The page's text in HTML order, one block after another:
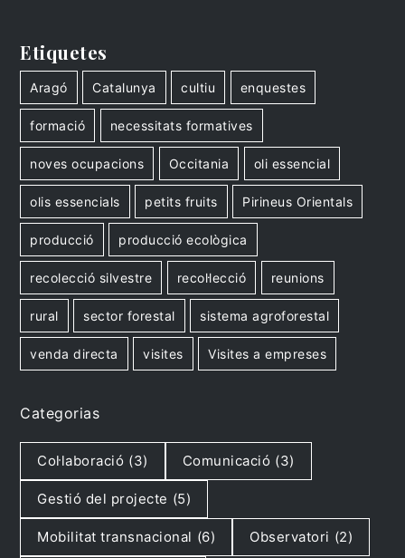
Etiquetes
Aragó Catalunya cultiu enquestes
formació necessitats formatives
noves ocupacions Occitania oli essencial
olis essencials petits fruits Pirineus Orientals
producció producció ecològica
recolecció silvestre recol·lecció reunions
rural sector forestal sistema agroforestal
venda directa visites Visites a empreses
Categorias
Col·laboració (3) Comunicació (3)
Gestió del projecte (5)
Mobilitat transnacional (6) Observatori (2)